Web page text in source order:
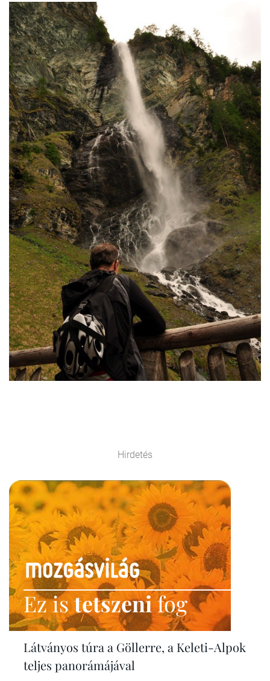
Hirdetés
Ez istetszenifog
Látványos túra a Göllerre, a Keleti-Alpok
teljes panorámájával